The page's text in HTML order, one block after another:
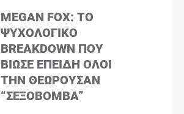
MEGAN FOX: ΤΟ
ΨΥΧΟΛΟΓΙΚΌ
BREAKDOWN ΠΟΥ
ΒΊΩΣΕ ΕΠΕΙΔΉ ΌΛΟΙ
ΤΗΝ ΘΕΩΡΟΎΣΑΝ
“ΣΕΞΟΒΌΜΒΑ”